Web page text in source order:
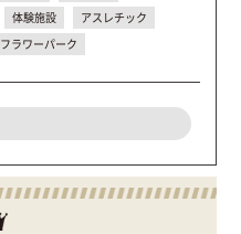
体験施設
アスレチック
フラワーパーク